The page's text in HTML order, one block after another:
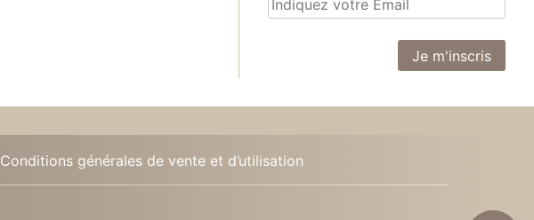
Conditions générales de vente et d’utilisation